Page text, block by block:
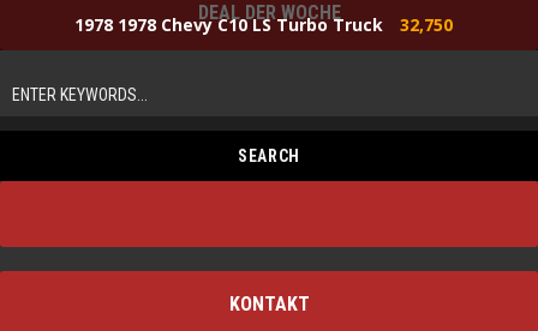
DEAL DER WOCHE
1978 1978 Chevy C10 LS Turbo Truck 32,750
KONTAKT